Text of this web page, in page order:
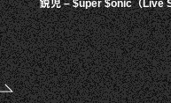
鋭児 – $uper $onic（Live